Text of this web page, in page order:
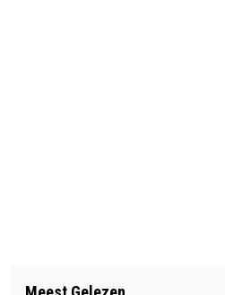
BOEKPRESENTATIE